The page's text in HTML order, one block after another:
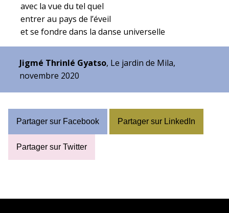
avec la vue du tel quel
entrer au pays de l’éveil
et se fondre dans la danse universelle
Jigmé Thrinlé Gyatso, Le jardin de Mila,
novembre 2020
Partager sur Facebook Partager sur LinkedIn
Partager sur Twitter